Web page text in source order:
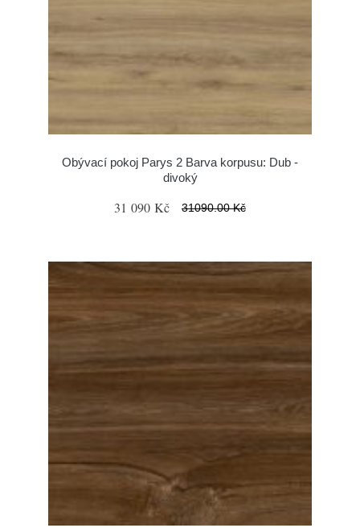
Obývací pokoj Parys 2 Barva korpusu: Dub -
divoký
31 090 Kč 31090.00 Kč